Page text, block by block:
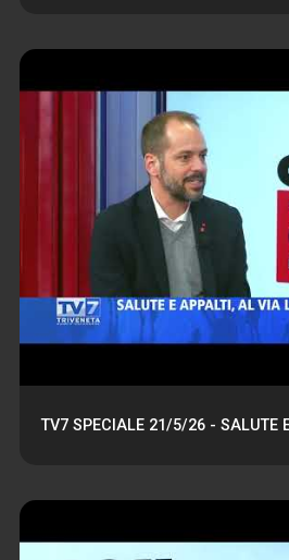
TV7 SPECIALE 21/5/26 - SALUTE